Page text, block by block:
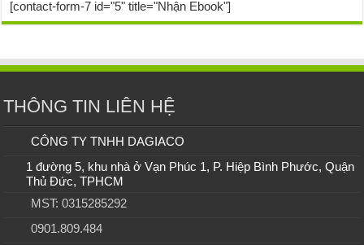
[contact-form-7 id="5" title="Nhận Ebook"]
THÔNG TIN LIÊN HỆ
CÔNG TY TNHH DAGIACO
1 đường 5, khu nhà ở Vạn Phúc 1, P. Hiệp Bình Phước, Quận
Thủ Đức, TPHCM
MST: 0315285292
0901.809.484